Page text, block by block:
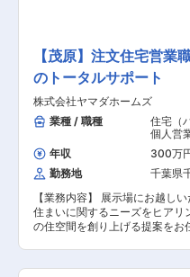
【茂原】注文住宅営業
のトータルサポート
株式会社ヤマダホームズ
業種 / 職種
住宅（
個人営
年収
300万
勤務地
千葉県
【業務内容】 展示場にお越し
住まいに関するニーズをヒアリ
の住空間を創り上げる提案をお
す。 【具体的な業務内容】 ■展示場へお越しい